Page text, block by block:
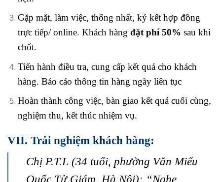
Gặp mặt, làm việc, thống nhất, ký kết hợp đồng
trực tiếp/ online. Khách hàng đặt phí 50% sau khi
chốt.
Tiến hành điều tra, cung cấp kết quả cho khách
hàng. Báo cáo thông tin hàng ngày liên tục
Hoàn thành công việc, bàn giao kết quả cuối cùng,
nghiệm thu, kết thúc nhiệm vụ.
VII. Trải nghiệm khách hàng:
Chị P.T.L (34 tuổi, phường Văn Miếu
Quốc Tử Giám, Hà Nội): “Nghe